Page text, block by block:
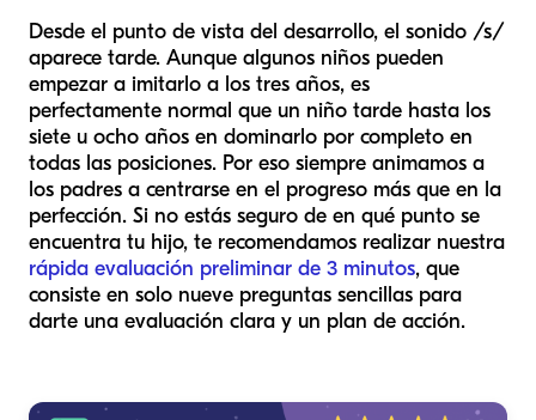
Desde el punto de vista del desarrollo, el sonido /s/
aparece tarde. Aunque algunos niños pueden
empezar a imitarlo a los tres años, es
perfectamente normal que un niño tarde hasta los
siete u ocho años en dominarlo por completo en
todas las posiciones. Por eso siempre animamos a
los padres a centrarse en el progreso más que en la
perfección. Si no estás seguro de en qué punto se
encuentra tu hijo, te recomendamos realizar nuestra
rápida evaluación preliminar de 3 minutos, que
consiste en solo nueve preguntas sencillas para
darte una evaluación clara y un plan de acción.